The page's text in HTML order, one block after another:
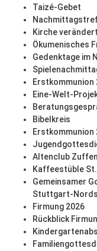
Taizé-Gebet
Kirche
Ökumenisches
Gedenktage im
Erstkommunion
Eine-Welt-
Bibelkreis
Erstkommunion
Altenclub
Kaffeestüble
Gemeinsamer
Stuttgart-
Firmung 2026
Rückblick